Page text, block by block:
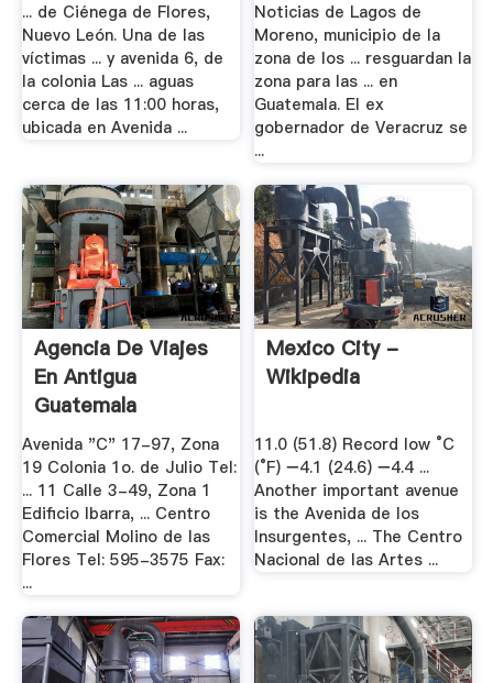
... de Ciénega de Flores,
Nuevo León. Una de las
víctimas ... y avenida 6, de
la colonia Las ... aguas
cerca de las 11:00 horas,
ubicada en Avenida ...
Noticias de Lagos de
Moreno, municipio de la
zona de los ... resguardan la
zona para las ... en
Guatemala. El ex
gobernador de Veracruz se
...
Agencia De Viajes
En Antigua
Guatemala
Avenida "C" 17-97, Zona
19 Colonia 1o. de Julio Tel:
... 11 Calle 3-49, Zona 1
Edificio Ibarra, ... Centro
Comercial Molino de las
Flores Tel: 595-3575 Fax:
...
Mexico City -
Wikipedia
11.0 (51.8) Record low °C
(°F) −4.1 (24.6) −4.4 ...
Another important avenue
is the Avenida de los
Insurgentes, ... The Centro
Nacional de las Artes ...